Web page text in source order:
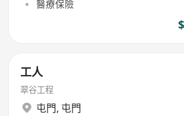
醫療保險
工人
翠谷工程
屯門, 屯門